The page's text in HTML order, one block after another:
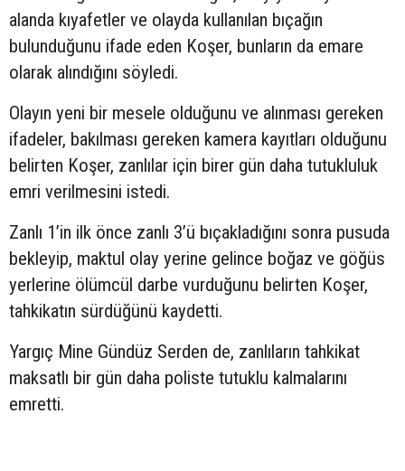
alanda kıyafetler ve olayda kullanılan bıçağın
bulunduğunu ifade eden Koşer, bunların da emare
olarak alındığını söyledi.
Olayın yeni bir mesele olduğunu ve alınması gereken
ifadeler, bakılması gereken kamera kayıtları olduğunu
belirten Koşer, zanlılar için birer gün daha tutukluluk
emri verilmesini istedi.
Zanlı 1’in ilk önce zanlı 3’ü bıçakladığını sonra pusuda
bekleyip, maktul olay yerine gelince boğaz ve göğüs
yerlerine ölümcül darbe vurduğunu belirten Koşer,
tahkikatın sürdüğünü kaydetti.
Yargıç Mine Gündüz Serden de, zanlıların tahkikat
maksatlı bir gün daha poliste tutuklu kalmalarını
emretti.